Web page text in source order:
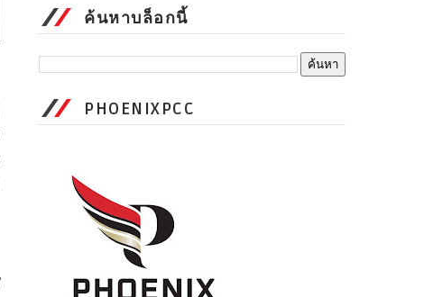
ค้นหาบล็อกนี้
PHOENIXPCC